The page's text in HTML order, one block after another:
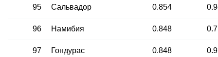
95 Сальвадор 0.854
96 Намибия 0.848
97 Гондурас 0.848